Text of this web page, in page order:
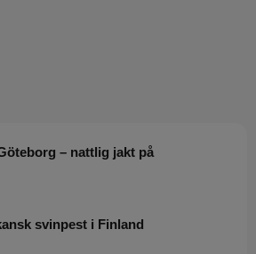
– nattlig jakt på
svinpest i Finland